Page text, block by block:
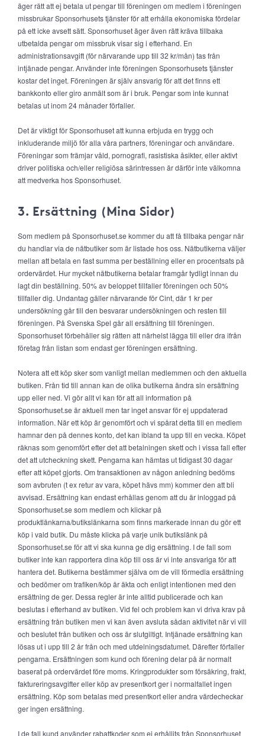
äger rätt att ej betala ut pengar till föreningen om medlem i föreningen
missbrukar Sponsorhusets tjänster för att erhålla ekonomiska fördelar
på ett icke avsett sätt. Sponsorhuset äger även rätt kräva tillbaka
utbetalda pengar om missbruk visar sig i efterhand. En
administrationsavgift (för närvarande upp till 32 kr/mån) tas från
intjänade pengar. Använder inte föreningen Sponsorhusets tjänster
kostar det inget. Föreningen är själv ansvarig för att det finns ett
bankkonto eller giro anmält som är i bruk. Pengar som inte kunnat
betalas ut inom 24 månader förfaller.
Det är viktigt för Sponsorhuset att kunna erbjuda en trygg och
inkluderande miljö för alla våra partners, föreningar och användare.
Föreningar som främjar våld, pornografi, rasistiska åsikter, eller aktivt
driver politiska och/eller religiösa särintressen är därför inte välkomna
att medverka hos Sponsorhuset.
3. Ersättning (Mina Sidor)
Som medlem på Sponsorhuset.se kommer du att få tillbaka pengar när
du handlar via de nätbutiker som är listade hos oss. Nätbutikerna väljer
mellan att betala en fast summa per beställning eller en procentsats på
ordervärdet. Hur mycket nätbutikerna betalar framgår tydligt innan du
lagt din beställning. 50% av beloppet tillfaller föreningen och 50%
tillfaller dig. Undantag gäller närvarande för Cint, där 1 kr per
undersökning går till den besvarar undersökningen och resten till
föreningen. På Svenska Spel går all ersättning till föreningen.
Sponsorhuset förbehåller sig rätten att närhelst lägga till eller dra ifrån
företag från listan som endast ger föreningen ersättning.
Notera att ett köp sker som vanligt mellan medlemmen och den aktuella
butiken. Från tid till annan kan de olika butikerna ändra sin ersättning
upp eller ned. Vi gör allt vi kan för att all information på
Sponsorhuset.se är aktuell men tar inget ansvar för ej uppdaterad
information. När ett köp är genomfört och vi spårat detta till en medlem
hamnar den på dennes konto, det kan ibland ta upp till en vecka. Köpet
räknas som genomfört efter det att betalningen skett och i vissa fall efter
det att utcheckning skett. Pengarna kan hämtas ut tidigast 30 dagar
efter att köpet gjorts. Om transaktionen av någon anledning bedöms
som avbruten (t ex retur av vara, köpet hävs mm) kommer den att bli
avvisad. Ersättning kan endast erhållas genom att du är inloggad på
Sponsorhuset.se som medlem och klickar på
produktlänkarna/butikslänkarna som finns markerade innan du gör ett
köp i vald butik. Du måste klicka på varje unik butikslänk på
Sponsorhuset.se för att vi ska kunna ge dig ersättning. I de fall som
butiker inte kan rapportera dina köp till oss är vi inte ansvariga för att
hantera det. Butikerna bestämmer själva om de vill förmedla ersättning
och bedömer om trafiken/köp är äkta och enligt intentionen med den
ersättning de ger. Dessa regler är inte alltid publicerade och kan
beslutas i efterhand av butiken. Vid fel och problem kan vi driva krav på
ersättning från butiken men vi kan även avsluta sådan aktivitet när vi vill
och beslutet från butiken och oss är slutgiltigt. Intjänade ersättning kan
lösas ut i upp till 2 år från och med utdelningsdatumet. Därefter förfaller
pengarna. Ersättningen som kund och förening delar på är normalt
baserat på ordervärdet före moms. Kringprodukter som försäkring, frakt,
faktureringsavgifter eller köp av presentkort ger i normalfallet ingen
ersättning. Köp som betalas med presentkort eller andra värdecheckar
ger ingen ersättning.
I de fall kund använder rabattkoder som ej erhållits från Sponsorhuset